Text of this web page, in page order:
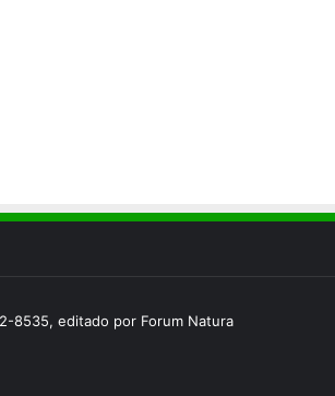
8535, editado por Forum Natura